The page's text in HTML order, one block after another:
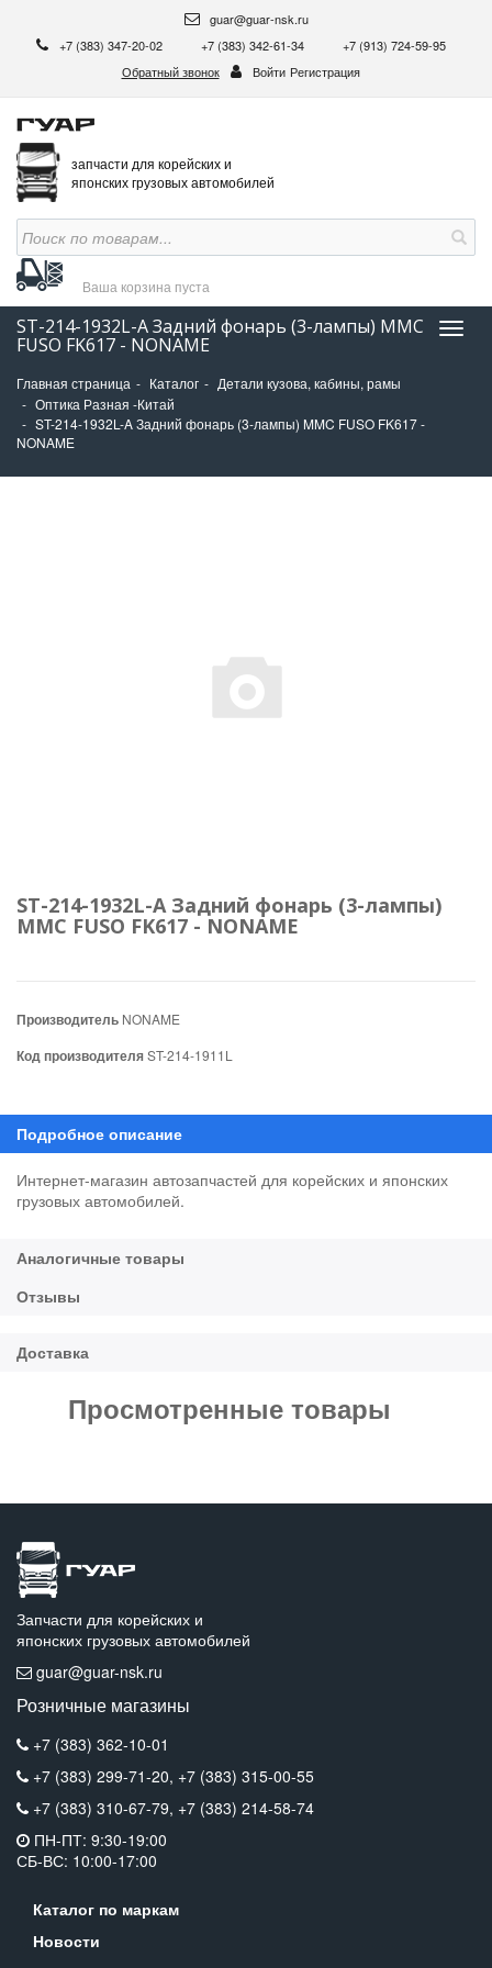
guar@guar-nsk.ru
+7 (383) 347-20-02
+7 (383) 342-61-34
+7 (913) 724-59-95
Обратный звонок
Войти Регистрация
запчасти для корейских и
японских грузовых автомобилей
Ваша корзина пуста
ST-214-1932L-A Задний фонарь (3-лампы) MMC
FUSO FK617 - NONAME
Главная страница Каталог
Детали кузова, кабины, рамы
Оптика Разная -Китай
ST-214-1932L-A Задний фонарь (3-лампы) MMC FUSO FK617 -
NONAME
ST-214-1932L-A Задний фонарь (3-лампы)
MMC FUSO FK617 - NONAME
Производитель NONAME
Код производителяST-214-1911L
Интернет-магазин автозапчастей для корейских и японских
грузовых автомобилей.
Просмотренные товары
Запчасти для корейских и
японских грузовых автомобилей
guar@guar-nsk.ru
Розничные магазины
+7 (383) 362-10-01
+7 (383) 299-71-20, +7 (383) 315-00-55
+7 (383) 310-67-79, +7 (383) 214-58-74
ПН-ПТ: 9:30-19:00
СБ-ВС: 10:00-17:00
Каталог по маркам
Новости